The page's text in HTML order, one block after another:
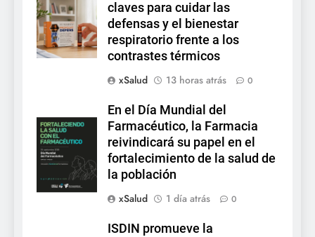
claves para cuidar las
defensas y el bienestar
respiratorio frente a los
contrastes térmicos
xSalud
13 horas atrás 0
En el Día Mundial del
Farmacéutico, la Farmacia
reivindicará su papel en el
fortalecimiento de la salud de
la población
xSalud
1 día atrás 0
ISDIN promueve la